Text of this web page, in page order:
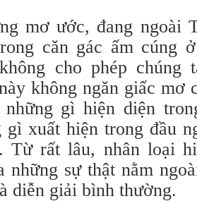
mơ ước, đang ngoài
căn gác ấm cúng
cho phép chúng
không ngăn giấc mơ
những gì hiện diện
gì xuất hiện trong đầu
Từ rất lâu, nhân loại
những sự thật nằm
diễn giải bình thường.